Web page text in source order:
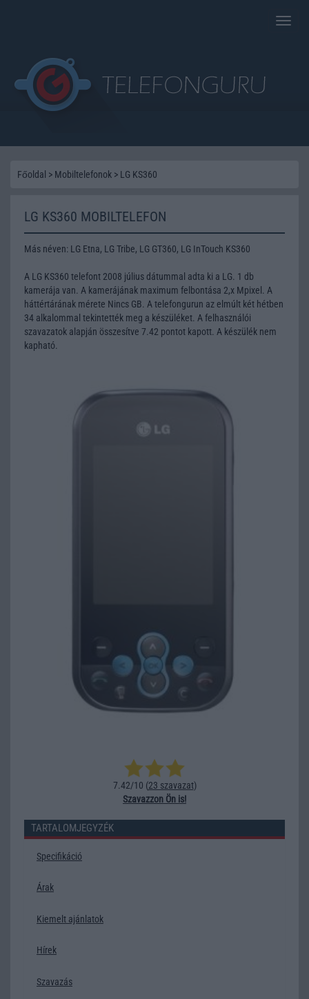
Toggle
Főoldal > Mobiltelefonok > LG KS360
LG KS360 MOBILTELEFON
Más néven: LG Etna, LG Tribe, LG GT360, LG InTouch KS360
A LG KS360 telefont 2008 július dátummal adta ki a LG. 1 db
kamerája van. A kamerájának maximum felbontása 2,x Mpixel. A
háttértárának mérete Nincs GB. A telefongurun az elmúlt két hétben
34 alkalommal tekintették meg a készüléket. A felhasználói
szavazatok alapján összesítve 7.42 pontot kapott. A készülék nem
kapható.
7.42/10 (23 szavazat)
Szavazzon Ön is!
TARTALOMJEGYZÉK
Specifikáció
Árak
Kiemelt ajánlatok
Hírek
Szavazás